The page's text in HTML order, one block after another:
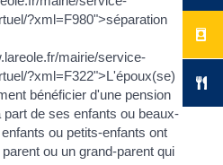
?xml=F980">séparation
mairie/service-
?xml=F322">L'époux(se)
bénéficier d'une pension
de ses enfants ou beaux-
ou petits-enfants ont
ou un grand-parent qui